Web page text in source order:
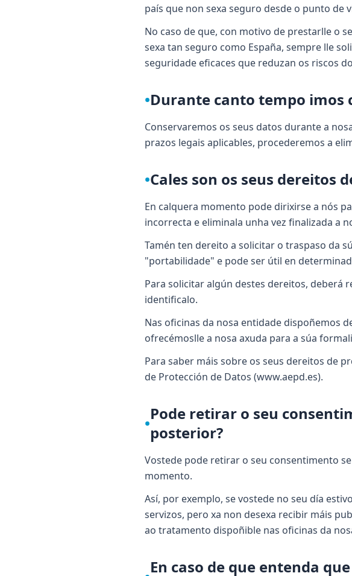
país que non sexa seguro desde o punto de
No caso de que, con motivo de prestarlle o
sexa tan seguro como España, sempre lle
seguridade eficaces que reduzan os riscos
•Durante canto tempo imos
Conservaremos os seus datos durante a
prazos legais aplicables, procederemos a
•Cales son os seus dereitos
En calquera momento pode dirixirse a nós
incorrecta e eliminala unha vez finalizada a
Tamén ten dereito a solicitar o traspaso da
"portabilidade" e pode ser útil en
Para solicitar algún destes dereitos, deberá
identificalo.
Nas oficinas da nosa entidade dispoñemos
ofrecémoslle a nosa axuda para a súa
Para saber máis sobre os seus dereitos de
de Protección de Datos (www.aepd.es).
•Pode retirar o seu
posterior?
Vostede pode retirar o seu consentimento
momento.
Así, por exemplo, se vostede no seu día
servizos, pero xa non desexa recibir máis
ao tratamento dispoñible nas oficinas da
En caso de que entenda